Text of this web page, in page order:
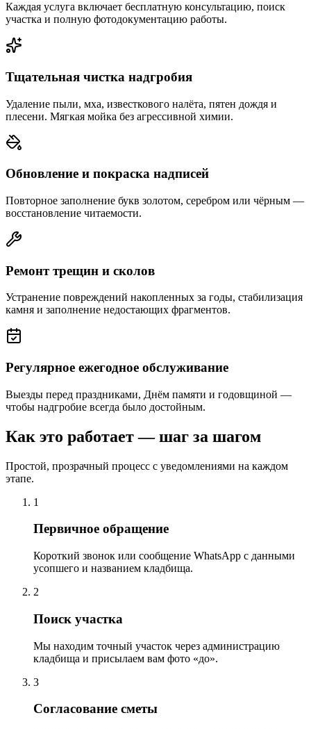
Каждая услуга включает бесплатную консультацию, поиск
участка и полную фотодокументацию работы.
Тщательная чистка надгробия
Удаление пыли, мха, известкового налёта, пятен дождя и
плесени. Мягкая мойка без агрессивной химии.
Обновление и покраска надписей
Повторное заполнение букв золотом, серебром или чёрным —
восстановление читаемости.
Ремонт трещин и сколов
Устранение повреждений накопленных за годы, стабилизация
камня и заполнение недостающих фрагментов.
Регулярное ежегодное обслуживание
Выезды перед праздниками, Днём памяти и годовщиной —
чтобы надгробие всегда было достойным.
Как это работает — шаг за шагом
Простой, прозрачный процесс с уведомлениями на каждом
этапе.
1
Первичное обращение
Короткий звонок или сообщение WhatsApp с данными
усопшего и названием кладбища.
2
Поиск участка
Мы находим точный участок через администрацию
кладбища и присылаем вам фото «до».
3
Согласование сметы